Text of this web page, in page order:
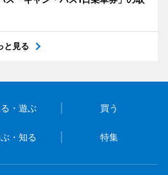
と見る
・遊ぶ 買う
・知る 特集